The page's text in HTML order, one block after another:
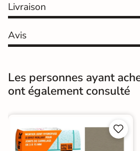
Coefficient
antidérapant
Coefficient
antidérapant
C
Résistance à
l'usure
GR5 - Ultra-
Bords rectifié
Livraison
Avis
Les personnes ayant
ont également consulté

